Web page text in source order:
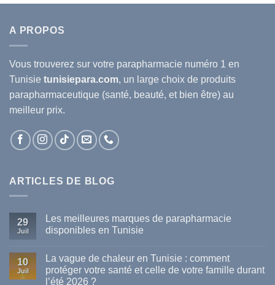
A PROPOS
Vous trouverez sur votre parapharmacie numéro 1 en
Tunisie tunisiepara.com, un large choix de produits
parapharmaceutique (santé, beauté, et bien être) au
meilleur prix.
ARTICLES DE BLOG
29
Juil
Les meilleures marques de parapharmacie
disponibles en Tunisie
sur
meilleures
marques
10
Juil
La vague de chaleur en Tunisie : comment
protéger votre santé et celle de votre famille durant
l’été 2026 ?